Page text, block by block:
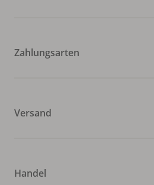
Zahlungsarten
Versand
Handel